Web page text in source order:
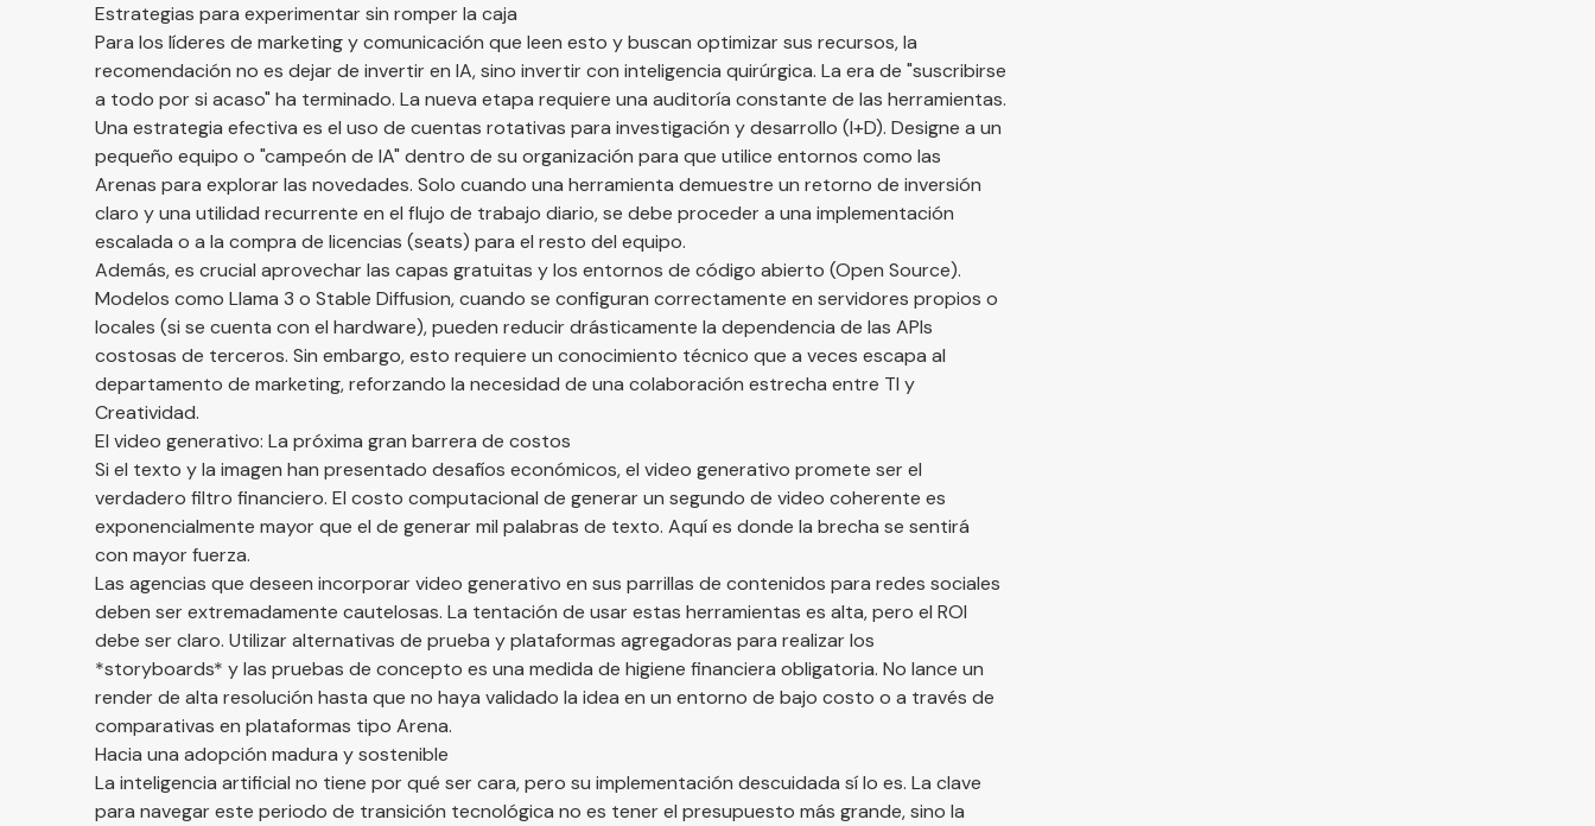
Estrategias para experimentar sin romper la caja
Para los líderes de marketing y comunicación que leen esto y buscan optimizar sus recursos, la
recomendación no es dejar de invertir en IA, sino invertir con inteligencia quirúrgica. La era de "suscribirse
a todo por si acaso" ha terminado. La nueva etapa requiere una auditoría constante de las herramientas.
Una estrategia efectiva es el uso de cuentas rotativas para investigación y desarrollo (I+D). Designe a un
pequeño equipo o "campeón de IA" dentro de su organización para que utilice entornos como las
Arenas para explorar las novedades. Solo cuando una herramienta demuestre un retorno de inversión
claro y una utilidad recurrente en el flujo de trabajo diario, se debe proceder a una implementación
escalada o a la compra de licencias (seats) para el resto del equipo.
Además, es crucial aprovechar las capas gratuitas y los entornos de código abierto (Open Source).
Modelos como Llama 3 o Stable Diffusion, cuando se configuran correctamente en servidores propios o
locales (si se cuenta con el hardware), pueden reducir drásticamente la dependencia de las APIs
costosas de terceros. Sin embargo, esto requiere un conocimiento técnico que a veces escapa al
departamento de marketing, reforzando la necesidad de una colaboración estrecha entre TI y
Creatividad.
El video generativo: La próxima gran barrera de costos
Si el texto y la imagen han presentado desafíos económicos, el video generativo promete ser el
verdadero filtro financiero. El costo computacional de generar un segundo de video coherente es
exponencialmente mayor que el de generar mil palabras de texto. Aquí es donde la brecha se sentirá
con mayor fuerza.
Las agencias que deseen incorporar video generativo en sus parrillas de contenidos para redes sociales
deben ser extremadamente cautelosas. La tentación de usar estas herramientas es alta, pero el ROI
debe ser claro. Utilizar alternativas de prueba y plataformas agregadoras para realizar los
*storyboards* y las pruebas de concepto es una medida de higiene financiera obligatoria. No lance un
render de alta resolución hasta que no haya validado la idea en un entorno de bajo costo o a través de
comparativas en plataformas tipo Arena.
Hacia una adopción madura y sostenible
La inteligencia artificial no tiene por qué ser cara, pero su implementación descuidada sí lo es. La clave
para navegar este periodo de transición tecnológica no es tener el presupuesto más grande, sino la